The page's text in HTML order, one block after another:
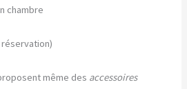
chambre
même des accessoires